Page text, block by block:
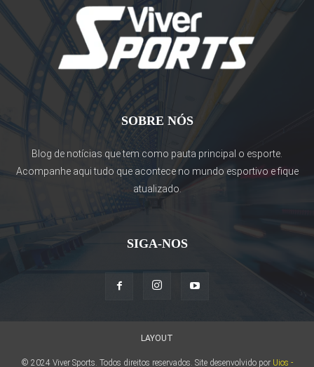
SOBRE NÓS
Blog de notícias que tem como pauta principal o esporte.
Acompanhe aqui tudo que acontece no mundo esportivo e fique
atualizado.
SIGA-NOS
LAYOUT
© 2024 Viver Sports. Todos direitos reservados. Site desenvolvido por Uios -